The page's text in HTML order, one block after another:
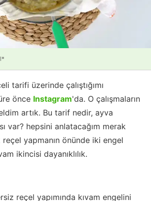
tarifi üzerinde çalıştığımı
önce Instagram'da. O çalışmaların
artık. Bu tarif nedir, ayva
var? hepsini anlatacağım merak
yapmanın önünde iki engel
ikincisi dayanıklılık.
reçel yapımında kıvam engelini